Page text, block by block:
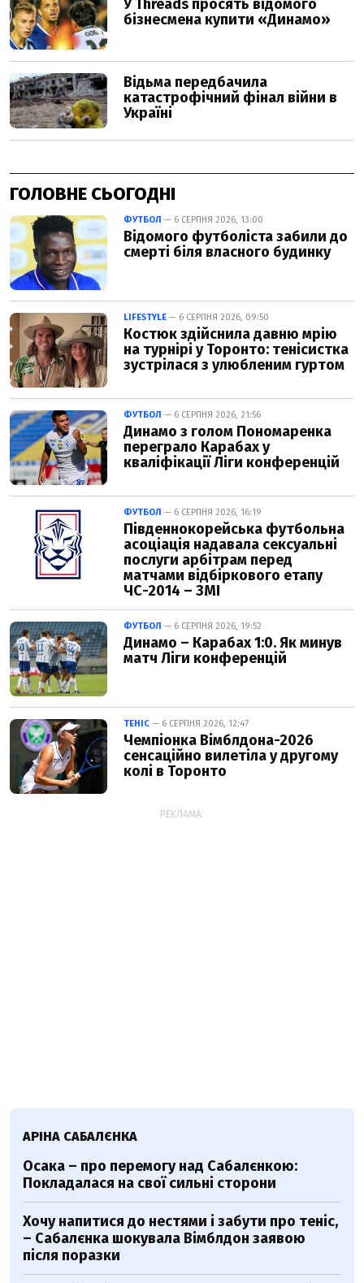
ГОЛОВНЕ СЬОГОДНІ
ФУТБОЛ — 6 СЕРПНЯ 2026, 13:00
Відомого футболіста забили до
смерті біля власного будинку
LIFESTYLE — 6 СЕРПНЯ 2026, 09:50
Костюк здійснила давню мрію
на турнірі у Торонто: тенісистка
зустрілася з улюбленим гуртом
ФУТБОЛ — 6 СЕРПНЯ 2026, 21:56
Динамо з голом Пономаренка
переграло Карабах у
кваліфікації Ліги конференцій
ФУТБОЛ — 6 СЕРПНЯ 2026, 16:19
Південнокорейська футбольна
асоціація надавала сексуальні
послуги арбітрам перед
матчами відбіркового етапу
ЧС-2014 – ЗМІ
ФУТБОЛ — 6 СЕРПНЯ 2026, 19:52
Динамо – Карабах 1:0. Як минув
матч Ліги конференцій
ТЕНІС — 6 СЕРПНЯ 2026, 12:47
Чемпіонка Вімблдона-2026
сенсаційно вилетіла у другому
колі в Торонто
РЕКЛАМА:
АРІНА САБАЛЄНКА
Осака – про перемогу над Сабалєнкою:
Покладалася на свої сильні сторони
Хочу напитися до нестями і забути про теніс,
– Сабалєнка шокувала Вімблдон заявою
після поразки